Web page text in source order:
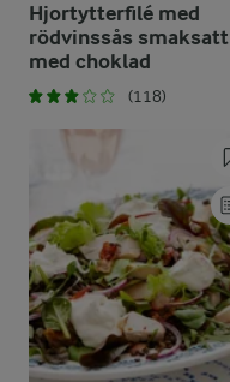
Hjortytterfilé med
rödvinssås smaksatt
med choklad
(118)